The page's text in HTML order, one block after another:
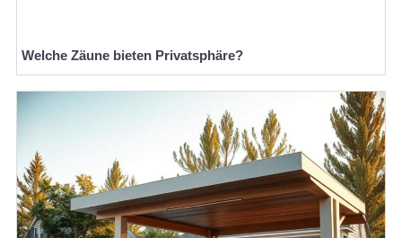
Welche Zäune bieten Privatsphäre?